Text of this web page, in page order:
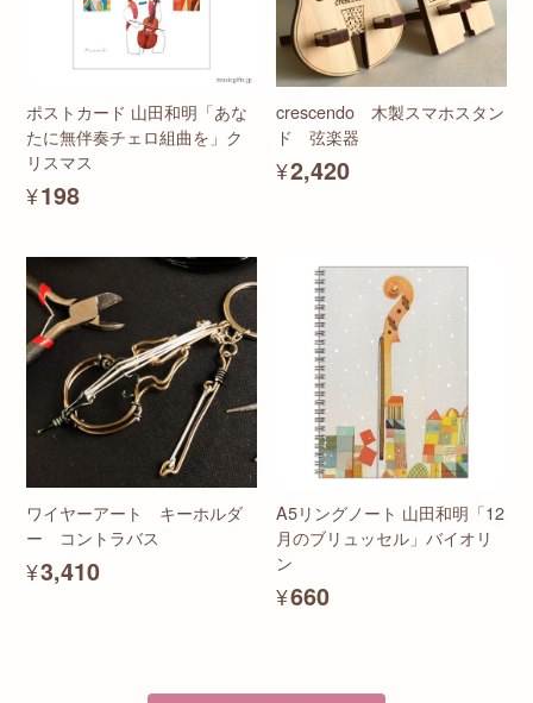
ポストカード 山田和明「あな
たに無伴奏チェロ組曲を」ク
リスマス
¥198
crescendo 木製スマホスタン
ド 弦楽器
¥2,420
ワイヤーアート キーホルダ
ー コントラバス
¥3,410
A5リングノート 山田和明「12
月のブリュッセル」バイオリ
ン
¥660